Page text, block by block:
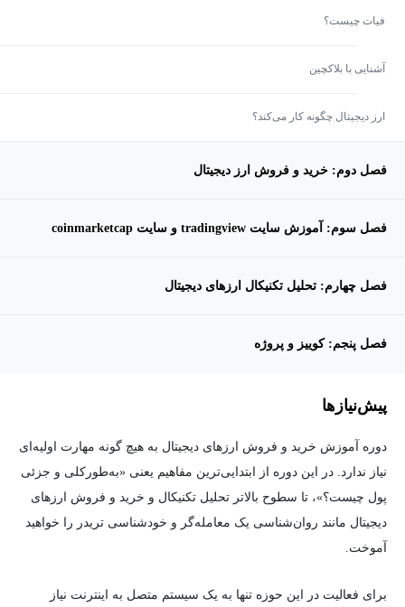
فیات چیست؟
آشنایی با بلاکچین
ارز دیجیتال چگونه کار می‌کند؟
فصل دوم: خرید و فروش ارز دیجیتال
فصل سوم: آموزش سایت tradingview و سایت coinmarketcap
فصل چهارم: تحلیل تکنیکال ارزهای دیجیتال
فصل پنجم: کوییز و پروژه
پیش‌نیاز‌ها
دوره‌ آموزش خرید و فروش ارزهای دیجیتال به هیچ گونه مهارت اولیه‌ای
نیاز ندارد. در این دوره از ابتدایی‌ترین مفاهیم یعنی «به‌طورکلی و جزئی
پول چیست؟»، تا سطوح بالاتر تحلیل تکنیکال و خرید و فروش ارزهای
دیجیتال مانند روان‌شناسی یک معامله‌گر و خودشناسی تریدر را خواهید
آموخت.
برای فعالیت در این حوزه تنها به یک سیستم متصل به اینترنت نیاز